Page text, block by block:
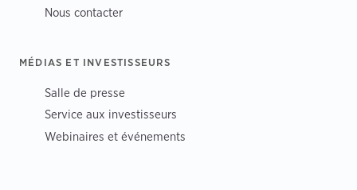
Nous contacter
MÉDIAS ET INVESTISSEURS
Salle de presse
Service aux investisseurs
Webinaires et événements